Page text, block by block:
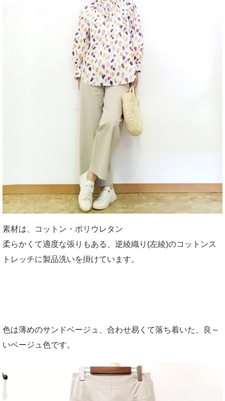
素材は、コットン・ポリウレタン
柔らかくて適度な張りもある、逆綾織り(左綾)のコットンス
トレッチに製品洗いを掛けています。
色は薄めのサンドベージュ、合わせ易くて落ち着いた、良～
いベージュ色です。